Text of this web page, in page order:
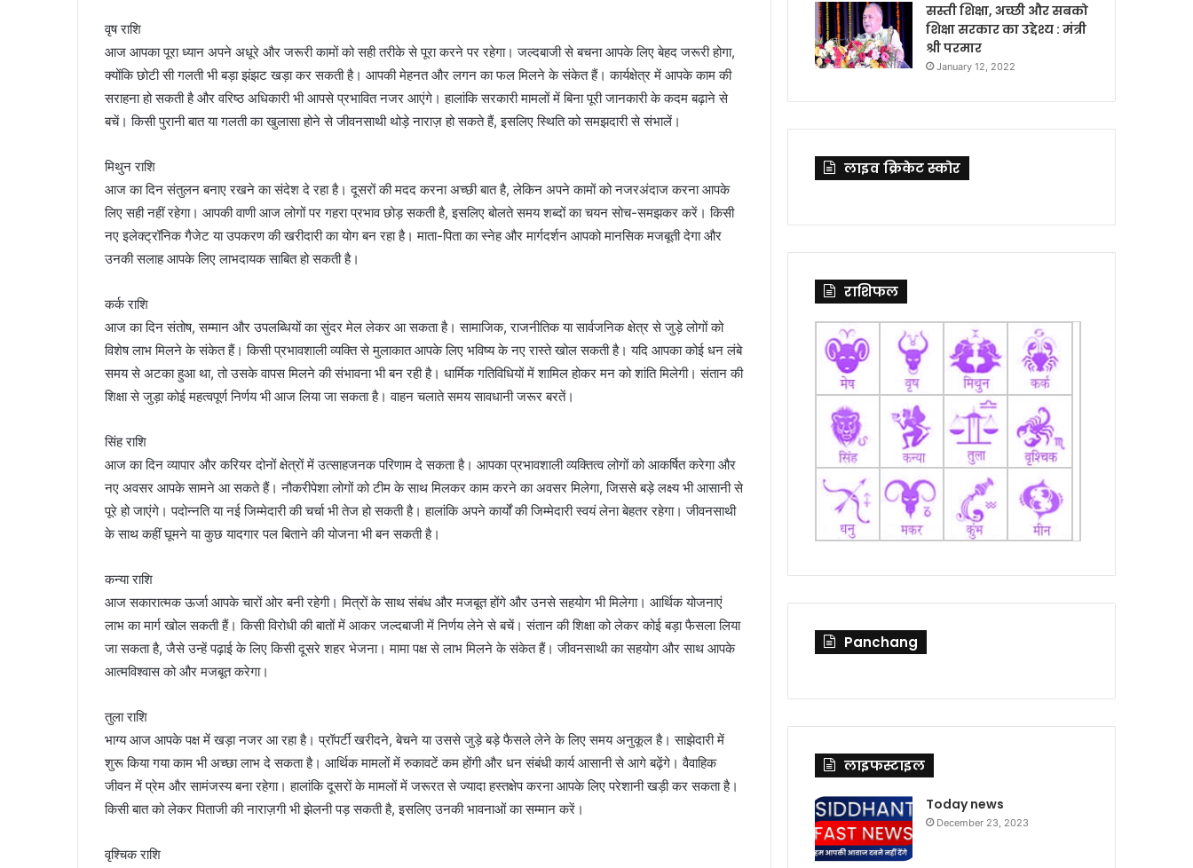
वृष राशि
आज आपका पूरा ध्यान अपने अधूरे और जरूरी कामों को सही तरीके से पूरा करने पर रहेगा। जल्दबाजी से बचना आपके लिए बेहद जरूरी होगा,
क्योंकि छोटी सी गलती भी बड़ा झंझट खड़ा कर सकती है। आपकी मेहनत और लगन का फल मिलने के संकेत हैं। कार्यक्षेत्र में आपके काम की
सराहना हो सकती है और वरिष्ठ अधिकारी भी आपसे प्रभावित नजर आएंगे। हालांकि सरकारी मामलों में बिना पूरी जानकारी के कदम बढ़ाने से
बचें। किसी पुरानी बात या गलती का खुलासा होने से जीवनसाथी थोड़े नाराज़ हो सकते हैं, इसलिए स्थिति को समझदारी से संभालें।
मिथुन राशि
आज का दिन संतुलन बनाए रखने का संदेश दे रहा है। दूसरों की मदद करना अच्छी बात है, लेकिन अपने कामों को नजरअंदाज करना आपके
लिए सही नहीं रहेगा। आपकी वाणी आज लोगों पर गहरा प्रभाव छोड़ सकती है, इसलिए बोलते समय शब्दों का चयन सोच-समझकर करें। किसी
नए इलेक्ट्रॉनिक गैजेट या उपकरण की खरीदारी का योग बन रहा है। माता-पिता का स्नेह और मार्गदर्शन आपको मानसिक मजबूती देगा और
उनकी सलाह आपके लिए लाभदायक साबित हो सकती है।
कर्क राशि
आज का दिन संतोष, सम्मान और उपलब्धियों का सुंदर मेल लेकर आ सकता है। सामाजिक, राजनीतिक या सार्वजनिक क्षेत्र से जुड़े लोगों को
विशेष लाभ मिलने के संकेत हैं। किसी प्रभावशाली व्यक्ति से मुलाकात आपके लिए भविष्य के नए रास्ते खोल सकती है। यदि आपका कोई धन लंबे
समय से अटका हुआ था, तो उसके वापस मिलने की संभावना भी बन रही है। धार्मिक गतिविधियों में शामिल होकर मन को शांति मिलेगी। संतान की
शिक्षा से जुड़ा कोई महत्वपूर्ण निर्णय भी आज लिया जा सकता है। वाहन चलाते समय सावधानी जरूर बरतें।
सिंह राशि
आज का दिन व्यापार और करियर दोनों क्षेत्रों में उत्साहजनक परिणाम दे सकता है। आपका प्रभावशाली व्यक्तित्व लोगों को आकर्षित करेगा और
नए अवसर आपके सामने आ सकते हैं। नौकरीपेशा लोगों को टीम के साथ मिलकर काम करने का अवसर मिलेगा, जिससे बड़े लक्ष्य भी आसानी से
पूरे हो जाएंगे। पदोन्नति या नई जिम्मेदारी की चर्चा भी तेज हो सकती है। हालांकि अपने कार्यों की जिम्मेदारी स्वयं लेना बेहतर रहेगा। जीवनसाथी
के साथ कहीं घूमने या कुछ यादगार पल बिताने की योजना भी बन सकती है।
कन्या राशि
आज सकारात्मक ऊर्जा आपके चारों ओर बनी रहेगी। मित्रों के साथ संबंध और मजबूत होंगे और उनसे सहयोग भी मिलेगा। आर्थिक योजनाएं
लाभ का मार्ग खोल सकती हैं। किसी विरोधी की बातों में आकर जल्दबाजी में निर्णय लेने से बचें। संतान की शिक्षा को लेकर कोई बड़ा फैसला लिया
जा सकता है, जैसे उन्हें पढ़ाई के लिए किसी दूसरे शहर भेजना। मामा पक्ष से लाभ मिलने के संकेत हैं। जीवनसाथी का सहयोग और साथ आपके
आत्मविश्वास को और मजबूत करेगा।
तुला राशि
भाग्य आज आपके पक्ष में खड़ा नजर आ रहा है। प्रॉपर्टी खरीदने, बेचने या उससे जुड़े बड़े फैसले लेने के लिए समय अनुकूल है। साझेदारी में
शुरू किया गया काम भी अच्छा लाभ दे सकता है। आर्थिक मामलों में रुकावटें कम होंगी और धन संबंधी कार्य आसानी से आगे बढ़ेंगे। वैवाहिक
जीवन में प्रेम और सामंजस्य बना रहेगा। हालांकि दूसरों के मामलों में जरूरत से ज्यादा हस्तक्षेप करना आपके लिए परेशानी खड़ी कर सकता है।
किसी बात को लेकर पिताजी की नाराज़गी भी झेलनी पड़ सकती है, इसलिए उनकी भावनाओं का सम्मान करें।
वृश्चिक राशि
सस्ती शिक्षा, अच्छी और सबको
शिक्षा सरकार का उद्देश्य : मंत्री
श्री परमार
January 12, 2022
लाइव क्रिकेट स्कोर
राशिफल
Panchang
लाइफस्टाइल
Today news
December 23, 2023